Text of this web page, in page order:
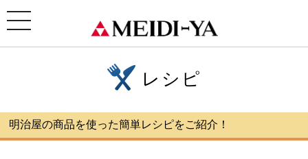
toggle
navigation
レシピ
明治屋の商品を使った簡単レシピをご紹介！